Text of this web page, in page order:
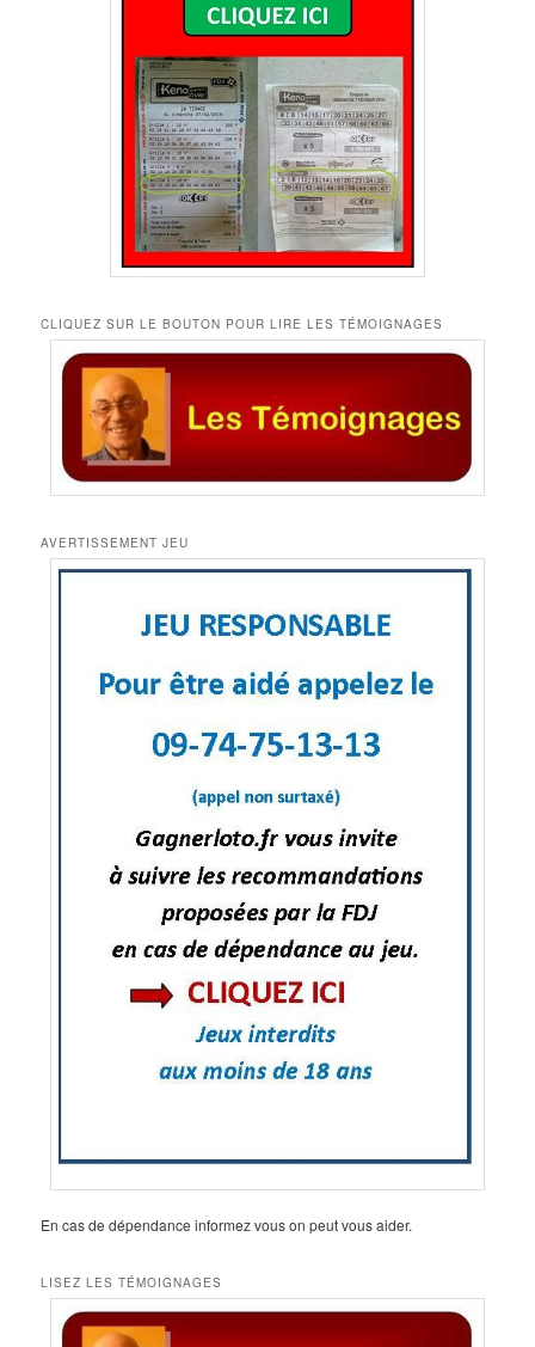
CLIQUEZ SUR LE BOUTON POUR LIRE LES TÉMOIGNAGES
AVERTISSEMENT JEU
En cas de dépendance informez vous on peut vous aider.
LISEZ LES TÉMOIGNAGES